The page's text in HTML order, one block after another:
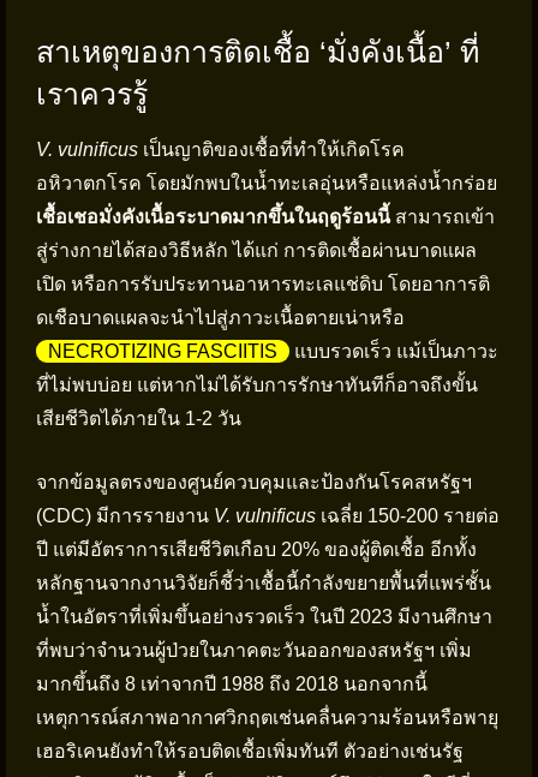
สาเหตุของการติดเชื้อ ‘มั่งคังเนื้อ’ ที่
เราควรรู้
V. vulnificus เป็นญาติของเชื้อที่ทำให้เกิดโรค
อหิวาตกโรค โดยมักพบในน้ำทะเลอุ่นหรือแหล่งน้ำกร่อย
เชื้อเชอมั่งคังเนื้อระบาดมากขึ้นในฤดูร้อนนี้สามารถเข้า
สู่ร่างกายได้สองวิธีหลัก ได้แก่ การติดเชื้อผ่านบาดแผล
เปิด หรือการรับประทานอาหารทะเลแช่ดิบ โดยอาการติ
ดเชือบาดแผลจะนำไปสู่ภาวะเนื้อตายเน่าหรือ
NECROTIZING FASCIITIS
แบบรวดเร็ว แม้เป็นภาวะ
ที่ไม่พบบ่อย แต่หากไม่ได้รับการรักษาทันทีก็อาจถึงขั้น
เสียชีวิตได้ภายใน 1-2 วัน
จากข้อมูลตรงของศูนย์ควบคุมและป้องกันโรคสหรัฐฯ
(CDC) มีการรายงาน V. vulnificus เฉลี่ย 150-200 รายต่อ
ปี แต่มีอัตราการเสียชีวิตเกือบ 20% ของผู้ติดเชื้อ อีกทั้ง
หลักฐานจากงานวิจัยก็ชี้ว่าเชื้อนี้กำลังขยายพื้นที่แพร่ชั้น
น้ำในอัตราที่เพิ่มขึ้นอย่างรวดเร็ว ในปี 2023 มีงานศึกษา
ที่พบว่าจำนวนผู้ป่วยในภาคตะวันออกของสหรัฐฯ เพิ่ม
มากขึ้นถึง 8 เท่าจากปี 1988 ถึง 2018 นอกจากนี้
เหตุการณ์สภาพอากาศวิกฤตเช่นคลื่นความร้อนหรือพายุ
เฮอริเคนยังทำให้รอบติดเชื้อเพิ่มทันที ตัวอย่างเช่นรัฐ